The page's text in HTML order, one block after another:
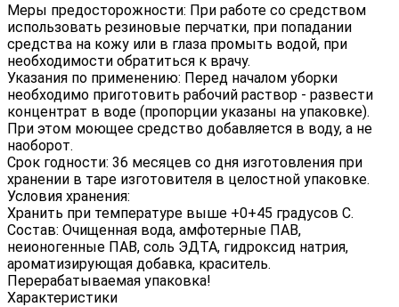
Меры предосторожности: При работе со средством
использовать резиновые перчатки, при попадании
средства на кожу или в глаза промыть водой, при
необходимости обратиться к врачу.
Указания по применению: Перед началом уборки
необходимо приготовить рабочий раствор - развести
концентрат в воде (пропорции указаны на упаковке).
При этом моющее средство добавляется в воду, а не
наоборот.
Срок годности: 36 месяцев со дня изготовления при
хранении в таре изготовителя в целостной упаковке.
Условия хранения:
Хранить при температуре выше +0+45 градусов С.
Состав: Очищенная вода, амфотерные ПАВ,
неионогенные ПАВ, соль ЭДТА, гидроксид натрия,
ароматизирующая добавка, краситель.
Перерабатываемая упаковка!
Характеристики